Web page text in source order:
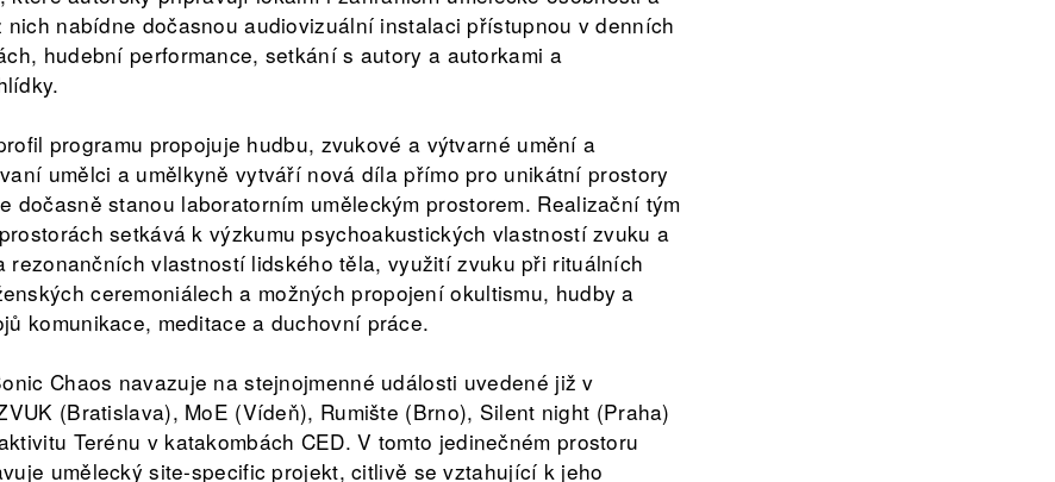
nich nabídne dočasnou audiovizuální instalaci přístupnou v denních
hudební performance, setkání s autory a autorkami a
programu propojuje hudbu, zvukové a výtvarné umění a
umělci a umělkyně vytváří nová díla přímo pro unikátní prostory
dočasně stanou laboratorním uměleckým prostorem. Realizační tým
setkává k výzkumu psychoakustických vlastností zvuku a
rezonančních vlastností lidského těla, využití zvuku při rituálních
ceremoniálech a možných propojení okultismu, hudby a
komunikace, meditace a duchovní práce.
Chaos navazuje na stejnojmenné události uvedené již v
(Bratislava), MoE (Vídeň), Rumište (Brno), Silent night (Praha)
Terénu v katakombách CED. V tomto jedinečném prostoru
umělecký site-specific projekt, citlivě se vztahující k jeho